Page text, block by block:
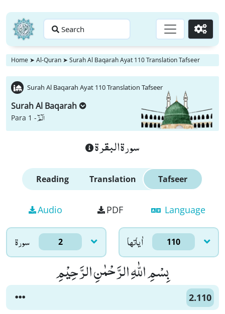
Search Go
Home ➤ Al-Quran ➤ Surah Al Baqarah Ayat 110 Translation Tafseer
Surah Al Baqarah Ayat 110 Translation Tafseer
Surah Al Baqarah
Para 1 -الٓمّٓ
سورة البقرة
Reading Translation Tafseer
Audio PDF Language
سورۃ 2 اٰياتها 110
بِسْمِ اللّٰهِ الرَّحْمٰنِ الرَّحِیْمِ
2.110